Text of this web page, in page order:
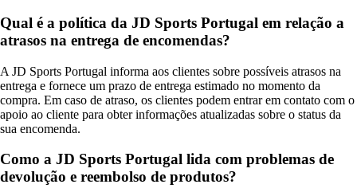
Qual é a política da JD Sports Portugal em relação a
atrasos na entrega de encomendas?
A JD Sports Portugal informa aos clientes sobre possíveis atrasos na
entrega e fornece um prazo de entrega estimado no momento da
compra. Em caso de atraso, os clientes podem entrar em contato com o
apoio ao cliente para obter informações atualizadas sobre o status da
sua encomenda.
Como a JD Sports Portugal lida com problemas de
devolução e reembolso de produtos?